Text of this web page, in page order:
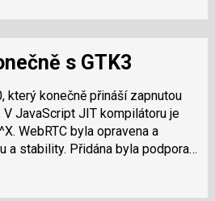
s GTK3
který konečně přináší zapnutou
V JavaScript JIT kompilátoru je
WebRTC byla opravena a
byla podpora